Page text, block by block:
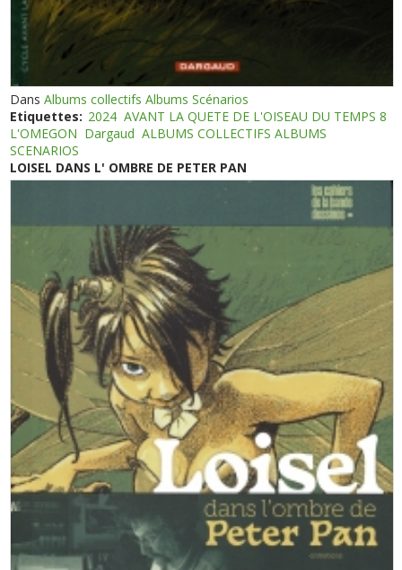
DansAlbums collectifs Albums Scénarios
Etiquettes: 2024 AVANT LA QUETE DE L'OISEAU DU TEMPS 8
L'OMEGON Dargaud ALBUMS COLLECTIFS ALBUMS
SCENARIOS
LOISEL DANS L' OMBRE DE PETER PAN